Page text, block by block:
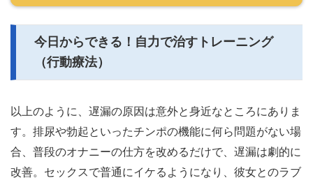
今日からできる！自力で治すトレーニング
（行動療法）
以上のように、遅漏の原因は意外と身近なところにありま
す。排尿や勃起といったチンポの機能に何ら問題がない場
合、普段のオナニーの仕方を改めるだけで、遅漏は劇的に
改善。セックスで普通にイケるようになり、彼女とのラブ